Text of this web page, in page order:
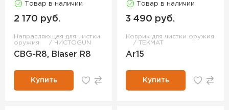
Товар в наличии
2 170 руб.
Направляющая для чистки
оружия
ЧИСТОGUN
CBG-R8, Blaser R8
Купить
Товар в наличии
3 490 руб.
Коврик для чистки оружия
TEKMAT
Ar15
Купить